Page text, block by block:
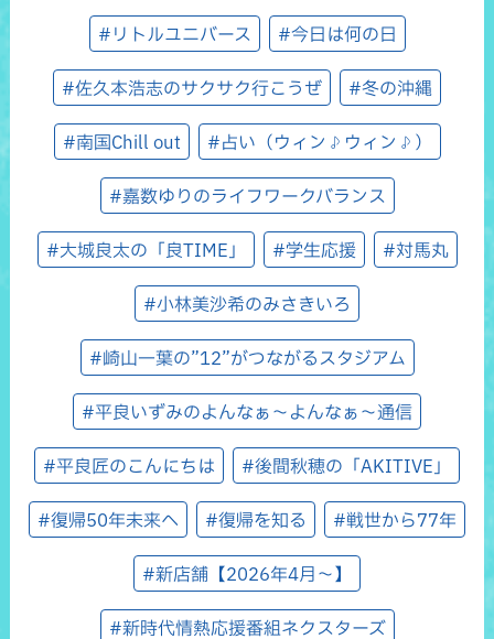
#リトルユニバース #今日は何の日
#佐久本浩志のサクサク行こうぜ #冬の沖縄
#南国Chill out #占い（ウィン♪ウィン♪）
#嘉数ゆりのライフワークバランス
#大城良太の「良TIME」 #学生応援 #対馬丸
#小林美沙希のみさきいろ
#崎山一葉の”12”がつながるスタジアム
#平良いずみのよんなぁ～よんなぁ～通信
#平良匠のこんにちは #後間秋穂の「AKITIVE」
#復帰50年未来へ #復帰を知る #戦世から77年
#新店舗【2026年4月～】
#新時代情熱応援番組ネクスターズ